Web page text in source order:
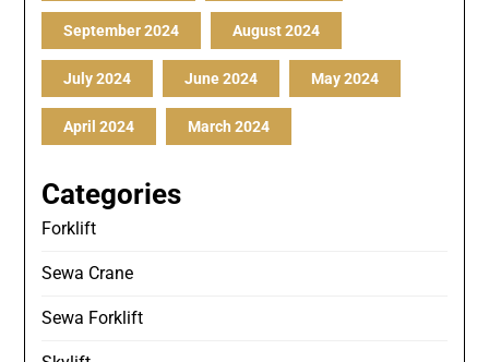
September 2024 August 2024
July 2024 June 2024 May 2024
April 2024 March 2024
Categories
Forklift
Sewa Crane
Sewa Forklift